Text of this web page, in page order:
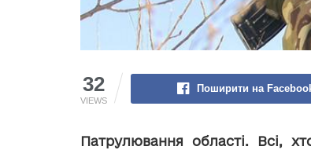
32
VIEWS
Поширити на
Патрулювання області. Всі,